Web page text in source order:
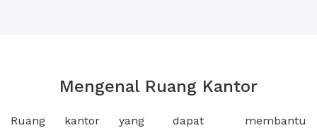
Mengenal Ruang Kantor
Ruang kantor yang
dapat membantu